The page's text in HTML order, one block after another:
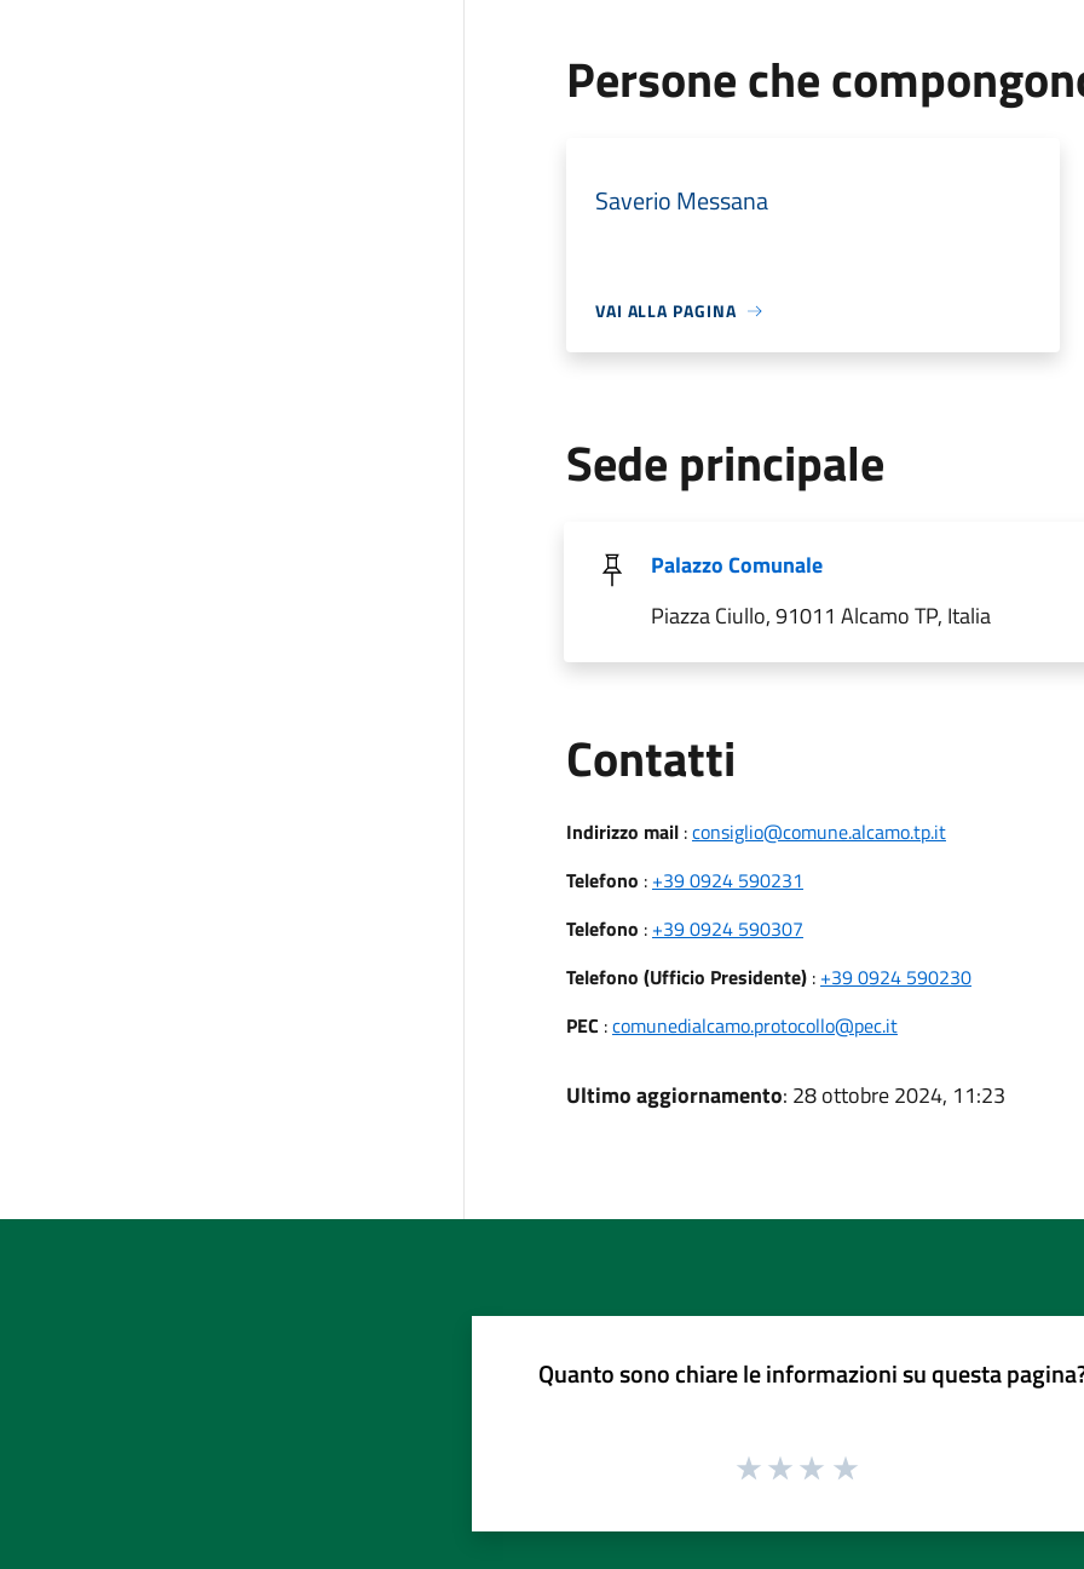
Persone che
Saverio Messana
VAI ALLA PAGINA
Sede principale
Palazzo Comunale
Piazza Ciullo, 91011 Alcamo TP, Italia
Contatti
Indirizzo mail:consiglio@comune.alcamo.tp.it
Telefono : +39 0924 590231
Telefono : +39 0924 590307
Telefono (Ufficio Presidente): +39 0924 590230
PEC :comunedialcamo.protocollo@pec.it
Ultimo aggiornamento: 28 ottobre 2024, 11:23
Quanto sono chiare le informazioni su questa